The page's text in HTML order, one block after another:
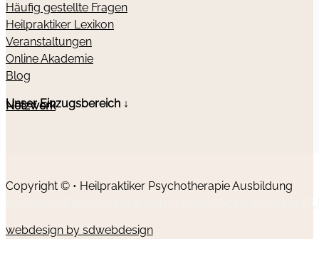
Häufig gestellte Fragen
Heilpraktiker Lexikon
Veranstaltungen
Online Akademie
Blog
Netzwerk
Unser Einzugsbereich ↓
Copyright © • Heilpraktiker Psychotherapie Ausbildung
webdesign by sdwebdesign